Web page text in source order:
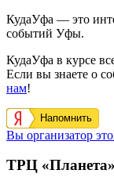
КудаУфа — это
событий Уфы.
КудаУфа в курсе
Если вы знаете о
нам!
Напомнить
Вы организатор
ТРЦ «Планета»